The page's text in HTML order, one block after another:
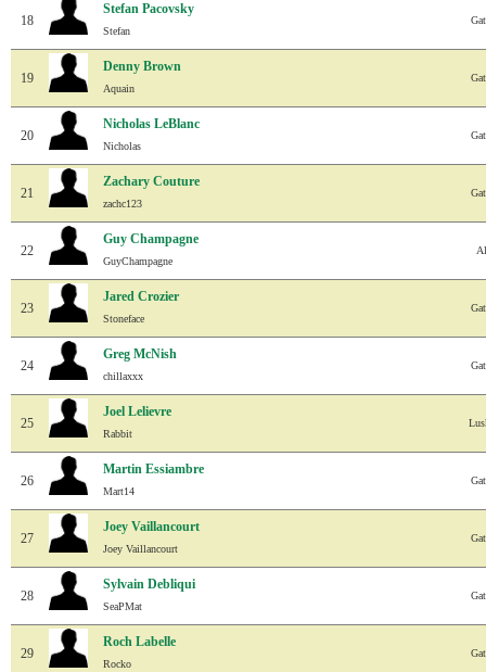
18
Stefan Pacovsky
Stefan
19
Denny Brown
Aquain
20
Nicholas LeBlanc
Nicholas
21
Zachary Couture
zachc123
22
Guy Champagne
GuyChampagne
23
Jared Crozier
Stoneface
24
Greg McNish
chillaxxx
25
Joel Lelievre
Rabbit
26
Martin Essiambre
Mart14
27
Joey Vaillancourt
Joey Vaillancourt
28
Sylvain Debliqui
SeaPMat
29
Roch Labelle
Rocko